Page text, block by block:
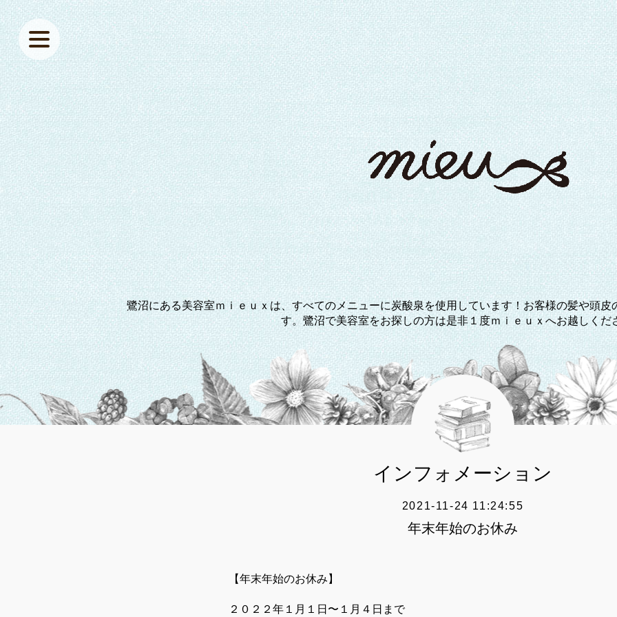
鷺沼にある美容室ｍｉｅｕｘは、すべてのメニューに炭酸泉を使用しています！お客様の髪や頭
す。鷺沼で美容室をお探しの方は是非１度ｍｉｅｕｘへお越しくだ
インフォメーション
2021-11-24 11:24:55
年末年始のお休み
【年末年始のお休み】
２０２２年１月１日〜１月４日まで